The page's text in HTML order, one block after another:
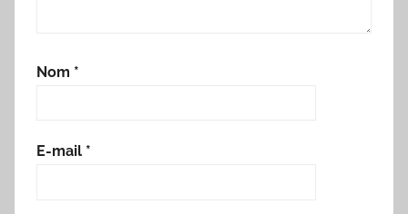
Nom *
E-mail *